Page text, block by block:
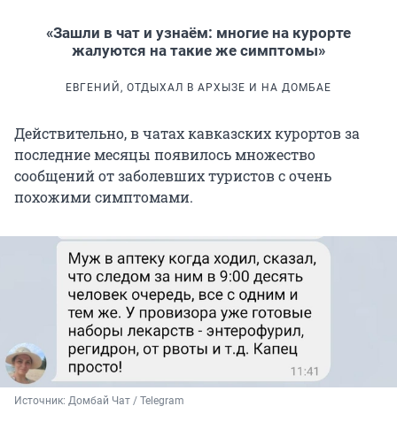
«Зашли в чат и узнаём: многие на курорте
жалуются на такие же симптомы»
ЕВГЕНИЙ, ОТДЫХАЛ В АРХЫЗЕ И НА ДОМБАЕ
Действительно, в чатах кавказских курортов за
последние месяцы появилось множество
сообщений от заболевших туристов с очень
похожими симптомами.
Источник: Домбай Чат / Telegram